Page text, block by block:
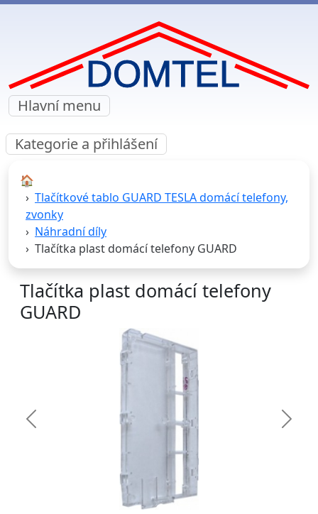
Hlavní menu
Kategorie a přihlášení
🏠︎
Tlačítkové tablo GUARD TESLA domácí telefony,
zvonky
Náhradní díly
Tlačítka plast domácí telefony GUARD
Tlačítka plast domácí telefony
GUARD
Předchozí Další